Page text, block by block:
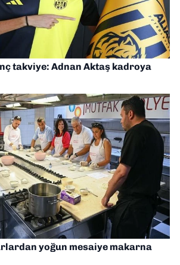
takviye: Adnan Aktaş kadroya
yoğun mesaiye makarna